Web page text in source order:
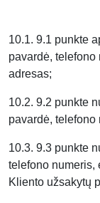
10.1. 9.1 punkte
pavardė, telefono
adresas;
10.2. 9.2 punkte
pavardė, telefono
10.3. 9.3 punkte
telefono numeris,
Kliento užsakytų